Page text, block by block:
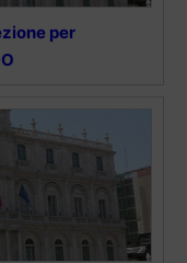
per